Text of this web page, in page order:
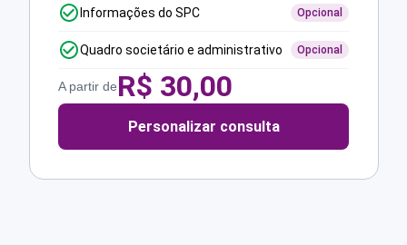
Informações do SPC Opcional
Quadro societário e administrativo Opcional
A partir deR$ 30,00
Personalizar consulta